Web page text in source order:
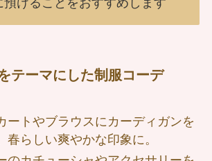
預けることをおすすめします
テーマにした制服コーデ
ートやブラウスにカーディガンを
春らしい爽やかな印象に。